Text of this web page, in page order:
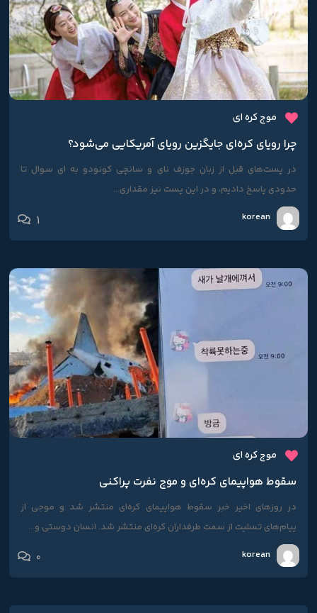
موج کره ای
چرا رویای کره‌ای جایگزین رویای آمریکایی می‌شود؟
در پست‌های قبل از زبان جوزف نای و سانچی کونودو به ای سوال تا
حدودی پاسخ دادیم، و در این پست نیز مقداری...
korean
1
موج کره ای
سقوط هواپیمای کره‌ای و موج نفرت پراکنی
در روزهای اخیر خبر سقوط هواپیمای کره‌ای منتشر شد و موجی از
پیام‌های تسلیت از سمت طرفداران کره‌ای منتشر شد. انسان دوستی و...
korean
0